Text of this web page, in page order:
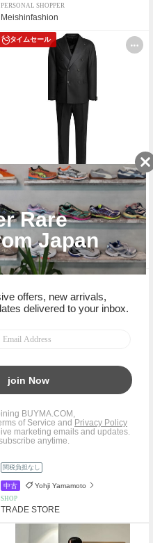
PERSONAL SHOPPER
Meishinfashion
タイムセール
44%OFF ¥190,800
TAGLIATORE
PERSONAL SHOPPER
MORAINE
¥68,310 送料込
関税負担なし
中古 Yohji Yamamoto
SHOP
TRADE STORE